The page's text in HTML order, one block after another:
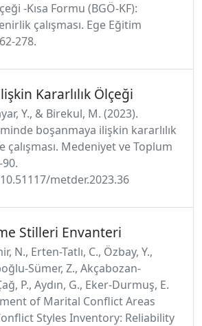
-Kısa Formu (BGÖ-KF):
çalışması. Ege Eğitim
278.
Kararlılık Ölçeği
Y., & Birekul, M. (2023).
boşanmaya ilişkin kararlılık
Medeniyet ve Toplum
metder.2023.36
Stilleri Envanteri
N., Erten-Tatlı, C., Özbay, Y.,
Sümer, Z., Akçabozan-
P., Aydın, G., Eker-Durmuş, E.
of Marital Conflict Areas
Styles Inventory: Reliability